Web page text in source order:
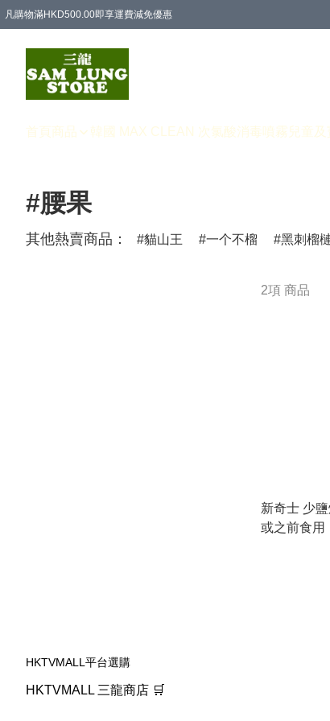
凡購物滿HKD500.00即享運費減免優惠
首頁 商品 韓國 MAX CLEAN 次氯酸消毒噴霧 兒童
#腰果
其他熱賣商品： 貓山王 一个不榴 黑刺榴
2項 商品
新奇士 少
或之前食用
HKTVMALL平台選購
HKTVMALL 三龍商店 🛒